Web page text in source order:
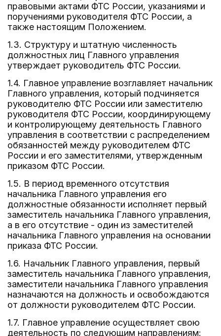
правовыми актами ФТС России, указаниями и
поручениями руководителя ФТС России, а
также настоящим Положением.
1.3. Структуру и штатную численность
должностных лиц Главного управления
утверждает руководитель ФТС России.
1.4. Главное управление возглавляет начальник
Главного управления, который подчиняется
руководителю ФТС России или заместителю
руководителя ФТС России, координирующему
и контролирующему деятельность Главного
управления в соответствии с распределением
обязанностей между руководителем ФТС
России и его заместителями, утвержденным
приказом ФТС России.
1.5. В период временного отсутствия
начальника Главного управления его
должностные обязанности исполняет первый
заместитель начальника Главного управления,
а в его отсутствие - один из заместителей
начальника Главного управления на основании
приказа ФТС России.
1.6. Начальник Главного управления, первый
заместитель начальника Главного управления,
заместители начальника Главного управления
назначаются на должность и освобождаются
от должности руководителем ФТС России.
1.7. Главное управление осуществляет свою
деятельность по следующим направлениям: